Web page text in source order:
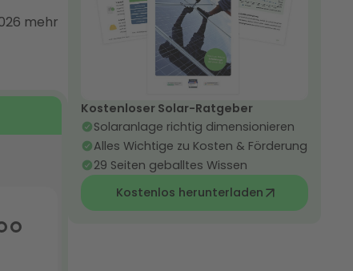
mehr
Kostenloser Solar-Ratgeber
Solaranlage richtig dimensionieren
Alles Wichtige zu Kosten & Förderung
29 Seiten geballtes Wissen
Kostenlos herunterladen